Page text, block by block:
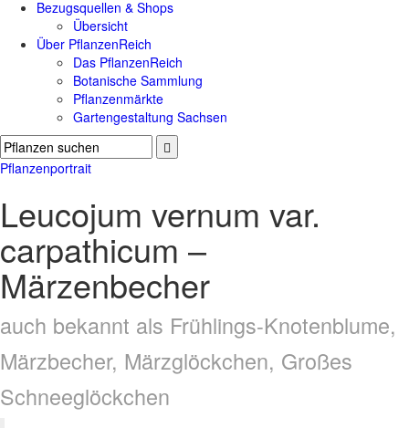
Bezugsquellen & Shops
Übersicht
Über PflanzenReich
Das PflanzenReich
Botanische Sammlung
Pflanzenmärkte
Gartengestaltung Sachsen
Pflanzenportrait
Leucojum vernum var.
carpathicum –
Märzenbecher
auch bekannt als Frühlings-Knotenblume,
Märzbecher, Märzglöckchen, Großes
Schneeglöckchen